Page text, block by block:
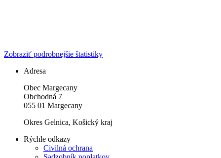
Zobraziť podrobnejšie štatistiky
Adresa
Obec Margecany
Obchodná 7
055 01 Margecany
Okres Gelnica, Košický kraj
Rýchle odkazy
Civilná ochrana